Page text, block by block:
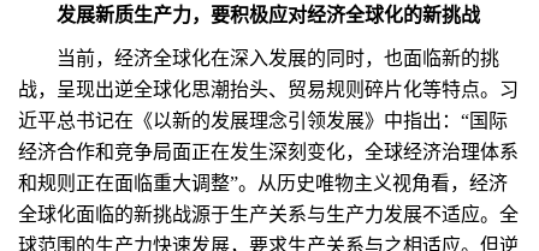
发展新质生产力，要积极应对经济全球化的新挑战
当前，经济全球化在深入发展的同时，也面临新的挑
战，呈现出逆全球化思潮抬头、贸易规则碎片化等特点。习
近平总书记在《以新的发展理念引领发展》中指出：“国际
经济合作和竞争局面正在发生深刻变化，全球经济治理体系
和规则正在面临重大调整”。从历史唯物主义视角看，经济
全球化面临的新挑战源于生产关系与生产力发展不适应。全
球范围的生产力快速发展，要求生产关系与之相适应。但逆